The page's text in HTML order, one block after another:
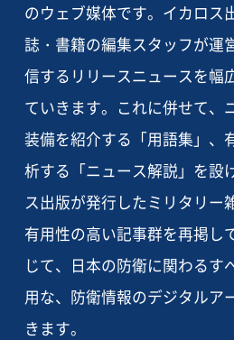
のウェブ媒体です。イカロス
誌・書籍の編集スタッフが運
信するリリースニュースを幅
ていきます。これに併せて、
装備を紹介する「用語集」、
析する「ニュース解説」を設
ス出版が発行したミリタリー
有用性の高い記事群を再掲し
じて、日本の防衛に関わるす
用な、防衛情報のデジタルア
きます。